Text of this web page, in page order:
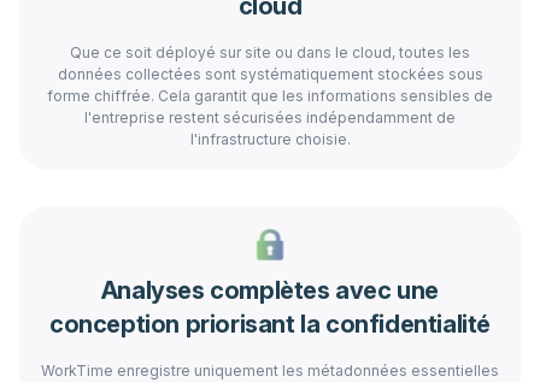
cloud
Que ce soit déployé sur site ou dans le cloud, toutes les
données collectées sont systématiquement stockées sous
forme chiffrée. Cela garantit que les informations sensibles de
l'entreprise restent sécurisées indépendamment de
l'infrastructure choisie.
Analyses complètes avec une
conception priorisant la confidentialité
WorkTime enregistre uniquement les métadonnées essentielles